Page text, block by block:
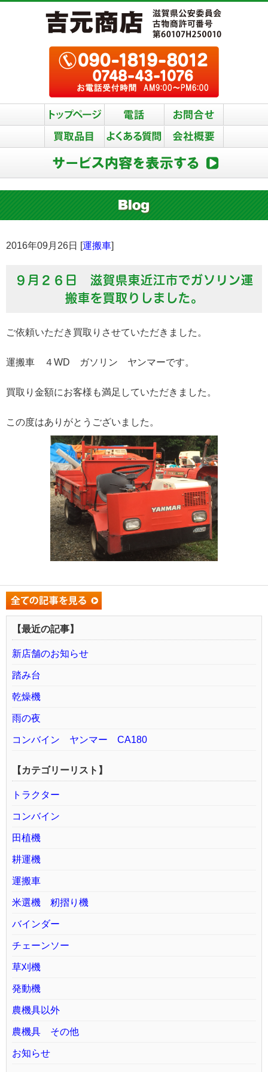
2016年09月26日 [運搬車]
９月２６日 滋賀県東近江市でガソリン運
搬車を買取りしました。
ご依頼いただき買取りさせていただきました。
運搬車 ４WD ガソリン ヤンマーです。
買取り金額にお客様も満足していただきました。
この度はありがとうございました。
【最近の記事】
新店舗のお知らせ
踏み台
乾燥機
雨の夜
コンバイン ヤンマー CA180
【カテゴリーリスト】
トラクター
コンバイン
田植機
耕運機
運搬車
米選機 籾摺り機
バインダー
チェーンソー
草刈機
発動機
農機具以外
農機具 その他
お知らせ